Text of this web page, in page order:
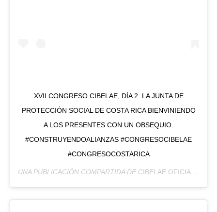
XVII CONGRESO CIBELAE, DÍA 2. LA JUNTA DE
PROTECCIÓN SOCIAL DE COSTA RICA BIENVINIENDO
A LOS PRESENTES CON UN OBSEQUIO.
#CONSTRUYENDOALIANZAS #CONGRESOCIBELAE
#CONGRESOCOSTARICA
UNA PUBLICACIÓN COMPARTIDA DE CIBELAE OFICIAL